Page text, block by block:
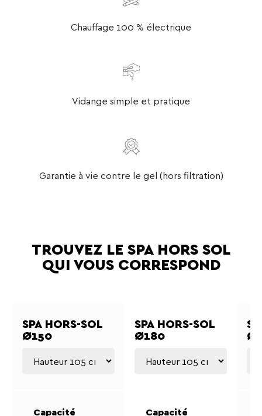
Chauffage 100 % électrique
Vidange simple et pratique
Garantie à vie contre le gel (hors filtration)
TROUVEZ LE SPA HORS SOL
QUI VOUS CORRESPOND
SPA HORS-SOL
Ø150
SPA HORS-SOL
Ø180